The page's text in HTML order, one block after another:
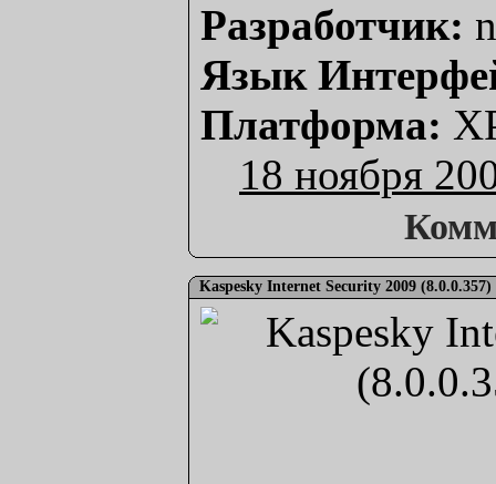
Разработчик:
Язык
Платформа:
18 ноября
Kaspesky Internet Security 2009 (8.0.0.357)